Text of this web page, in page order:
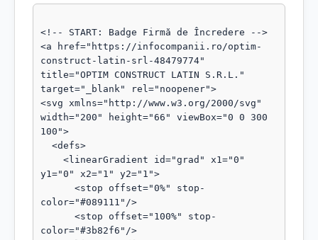
<!-- START: Badge Firmă de Încredere -->
<a href="https://infocompanii.ro/optim-
construct-latin-srl-48479774"
title="OPTIM CONSTRUCT LATIN S.R.L."
target="_blank" rel="noopener">
<svg xmlns="http://www.w3.org/2000/svg"
width="200" height="66" viewBox="0 0 300
100">
y1="0" x2="1" y2="1">
color="#089111"/>
color="#3b82f6"/>